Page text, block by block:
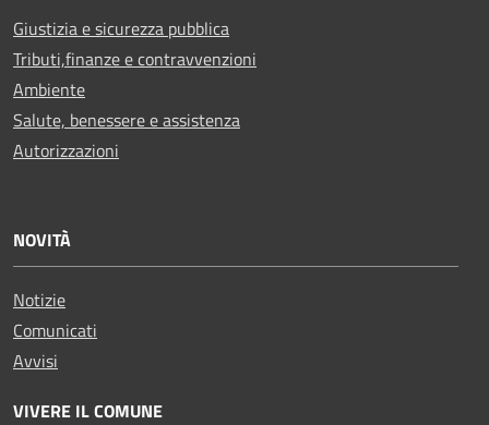
Giustizia e sicurezza pubblica
Tributi,finanze e contravvenzioni
Ambiente
Salute, benessere e assistenza
Autorizzazioni
NOVITÀ
Notizie
Comunicati
Avvisi
VIVERE IL COMUNE